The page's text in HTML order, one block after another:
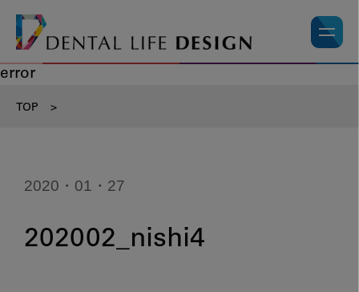
error
TOP >
2020・01・27
202002_nishi4